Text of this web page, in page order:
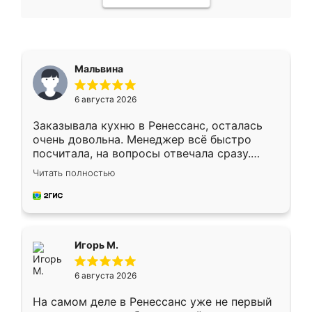
Мальвина
6 августа 2026
Заказывала кухню в Ренессанс, осталась
очень довольна. Менеджер всё быстро
посчитала, на вопросы отвечала сразу.
Замерщик приехал в субботу, подошёл к
делу со всей ответственностью. Собрали
за день, ребята работали аккуратно, даже
Читать полностью
Игорь М.
6 августа 2026
На самом деле в Ренессанс уже не первый